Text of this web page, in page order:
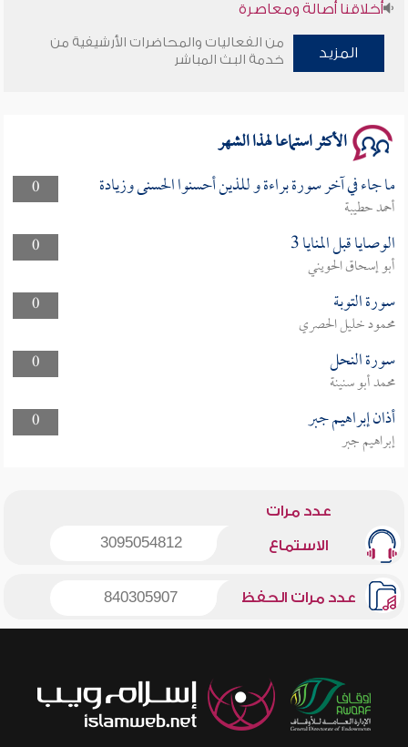
وأمنهم من خوف 9
المزيد
من الفعاليات والمحاضرات الأرشيفية من
خدمة البث المباشر
الأكثر استماعا لهذا الشهر
0 ما جاء في آخر سورة براءة و للذين أحسنوا الحسنى وزيادة
أحمد حطيبة
0
الوصايا قبل المنايا 3
أبو إسحاق الحويني
0
سورة التوبة
محمود خليل الحصري
0
سورة النحل
محمد أبو سنينة
0
أذان إبراهيم جبر
إبراهيم جبر
عدد مرات
الاستماع 3095054812
عدد مرات الحفظ 840305907